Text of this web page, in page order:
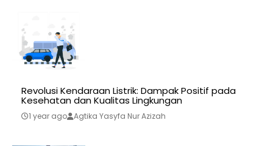
Revolusi Kendaraan Listrik: Dampak Positif pada
Kesehatan dan Kualitas Lingkungan
1 year ago Agtika Yasyfa Nur Azizah